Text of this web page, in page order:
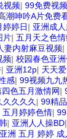
视频| 99免费视频
潮呻吟A片免费
婷婷日| 亚洲成
片| 五月天之色
妻内射麻豆视频|
频| 校园春色亚
| 亚洲12p| 天天
感| 99视频九九
四色五月激情网|
久久久 | 99精
五月婷婷色情|
| 亚洲人人操BD
亚洲 五月 婷婷 成